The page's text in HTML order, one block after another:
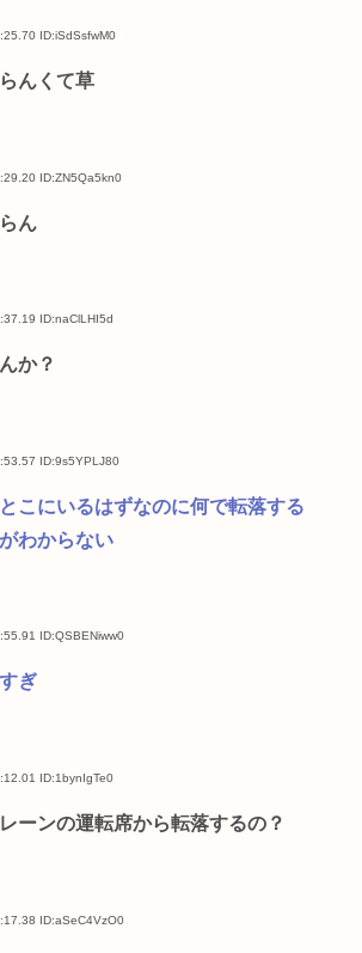
ID:iSdSsfwM0
んくて草
ID:ZN5Qa5kn0
ん
ID:naClLHI5d
か？
ID:9s5YPLJ80
こにいるはずなのに何で転落する
わからない
ID:QSBENiww0
ぎ
ID:1bynIgTe0
ーンの運転席から転落するの？
ID:aSeC4VzO0